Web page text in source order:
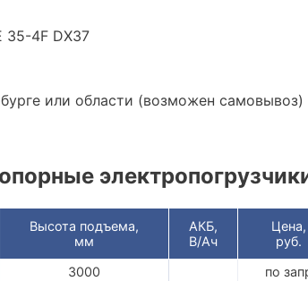
35-4F DX37
или области (возможен самовывоз)
Высота подъема,
мм
АКБ,
В/Ач
Цена,
руб.
3000
по